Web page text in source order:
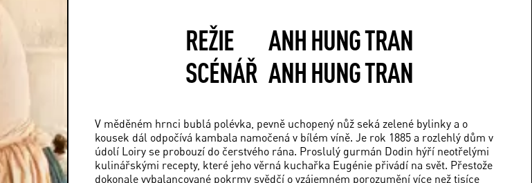
REŽIE
ANH HUNG TRAN
SCÉNÁŘ ANH HUNG TRAN
V měděném hrnci bublá polévka, pevně uchopený nůž seká zelené bylinky a o
kousek dál odpočívá kambala namočená v bílém víně. Je rok 1885 a rozlehlý dům v
údolí Loiry se probouzí do čerstvého rána. Proslulý gurmán Dodin hýří neotřelými
kulinářskými recepty, které jeho věrná kuchařka Eugénie přivádí na svět. Přestože
dokonale vybalancované pokrmy svědčí o vzájemném porozumění více než tisíce